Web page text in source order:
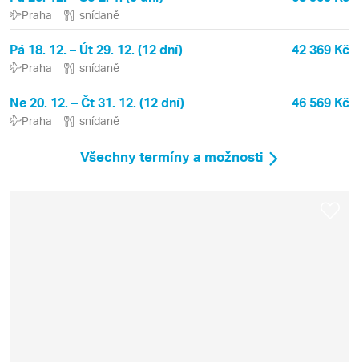
Praha snídaně
Pá 18. 12. – Út 29. 12. (12 dní) 42 369 Kč
Praha snídaně
Ne 20. 12. – Čt 31. 12. (12 dní) 46 569 Kč
Praha snídaně
Všechny termíny a možnosti